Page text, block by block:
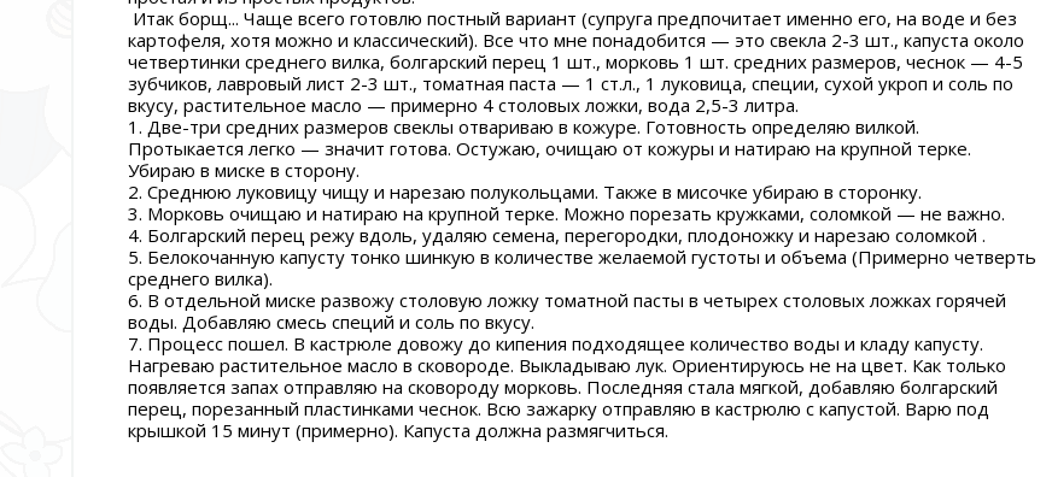
Итак борщ... Чаще всего готовлю постный вариант (супруга предпочитает именно его, на воде и без
картофеля, хотя можно и классический). Все что мне понадобится — это свекла 2-3 шт., капуста около
четвертинки среднего вилка, болгарский перец 1 шт., морковь 1 шт. средних размеров, чеснок — 4-5
зубчиков, лавровый лист 2-3 шт., томатная паста — 1 ст.л., 1 луковица, специи, сухой укроп и соль по
вкусу, растительное масло — примерно 4 столовых ложки, вода 2,5-3 литра.
1. Две-три средних размеров свеклы отвариваю в кожуре. Готовность определяю вилкой.
Протыкается легко — значит готова. Остужаю, очищаю от кожуры и натираю на крупной терке.
Убираю в миске в сторону.
2. Среднюю луковицу чищу и нарезаю полукольцами. Также в мисочке убираю в сторонку.
3. Морковь очищаю и натираю на крупной терке. Можно порезать кружками, соломкой — не важно.
4. Болгарский перец режу вдоль, удаляю семена, перегородки, плодоножку и нарезаю соломкой .
5. Белокочанную капусту тонко шинкую в количестве желаемой густоты и объема (Примерно четверть
среднего вилка).
6. В отдельной миске развожу столовую ложку томатной пасты в четырех столовых ложках горячей
воды. Добавляю смесь специй и соль по вкусу.
7. Процесс пошел. В кастрюле довожу до кипения подходящее количество воды и кладу капусту.
Нагреваю растительное масло в сковороде. Выкладываю лук. Ориентируюсь не на цвет. Как только
появляется запах отправляю на сковороду морковь. Последняя стала мягкой, добавляю болгарский
перец, порезанный пластинками чеснок. Всю зажарку отправляю в кастрюлю с капустой. Варю под
крышкой 15 минут (примерно). Капуста должна размягчиться.